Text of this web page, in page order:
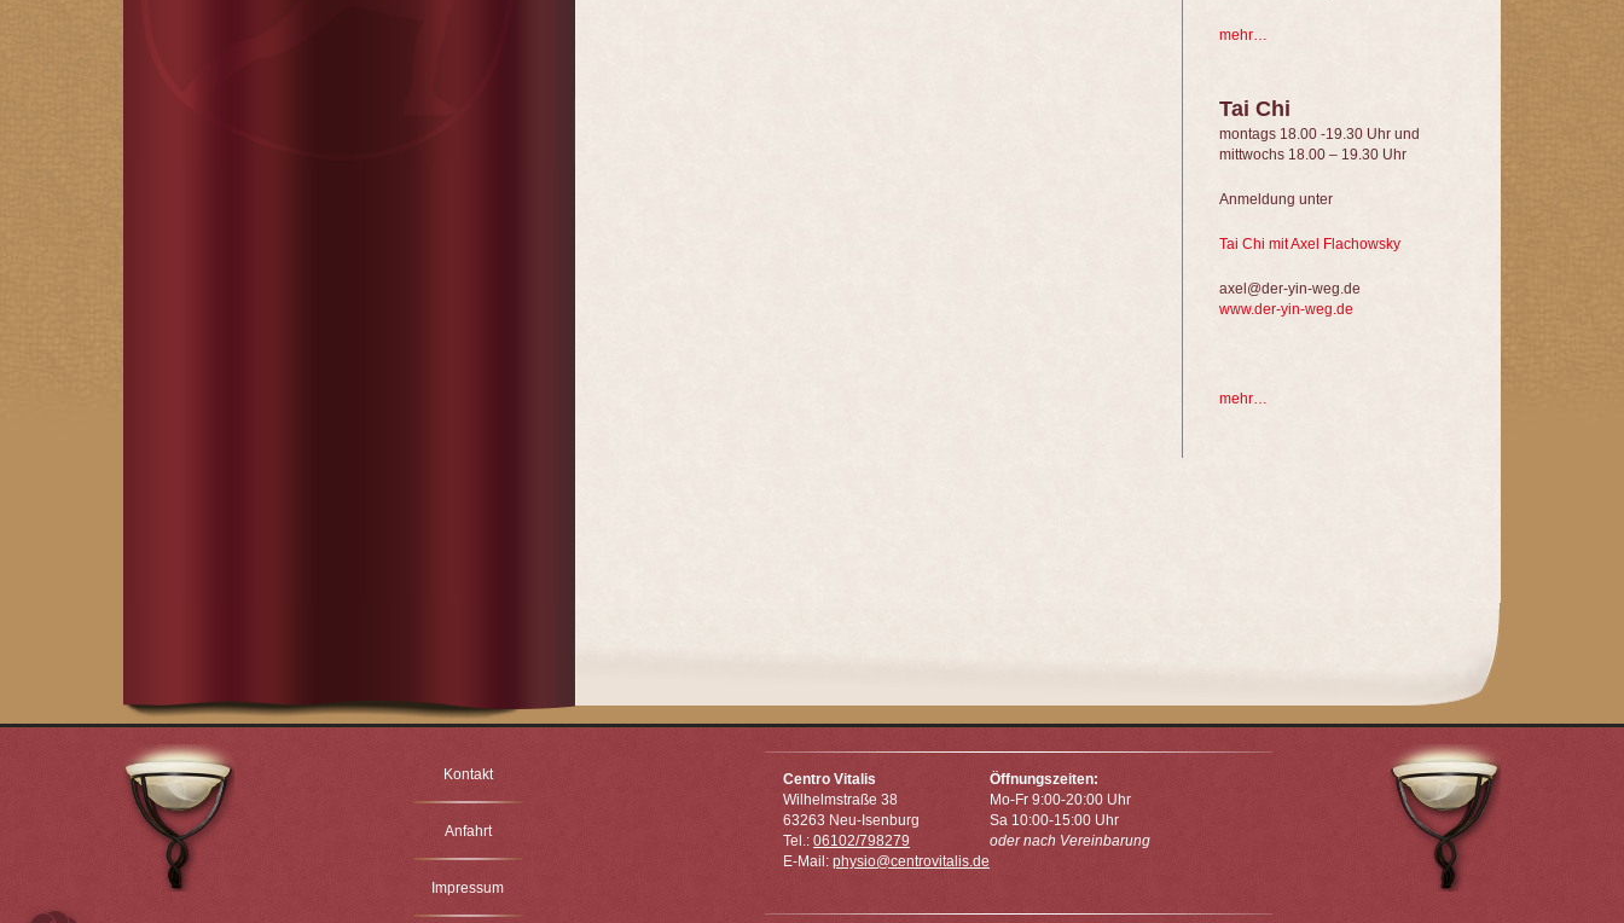
mehr…
Tai Chi
montags 18.00 -19.30 Uhr und
mittwochs 18.00 – 19.30 Uhr
Anmeldung unter
Tai Chi mit Axel Flachowsky
axel@der-yin-weg.de
www.der-yin-weg.de
mehr…
Kontakt
Anfahrt
Impressum
Centro Vitalis
Wilhelmstraße 38
63263 Neu-Isenburg
Tel.: 06102/798279
E-Mail: physio@centrovitalis.de
Öffnungszeiten:
Mo-Fr 9:00-20:00 Uhr
Sa 10:00-15:00 Uhr
oder nach Vereinbarung